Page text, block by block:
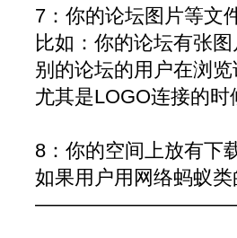
7：你的论坛图片等文
比如：你的论坛有张
别的论坛的用户在浏
尤其是LOGO连接的
8：你的空间上放有下
如果用户用网络蚂蚁